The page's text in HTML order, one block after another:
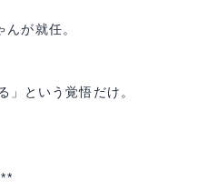
が就任。
」という覚悟だけ。